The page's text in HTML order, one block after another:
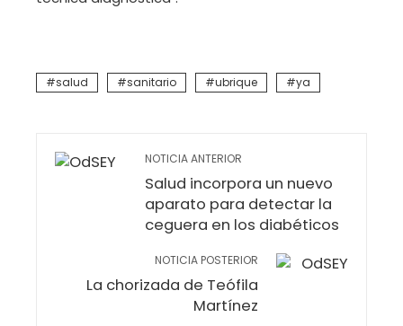
salud sanitario ubrique ya
NOTICIA ANTERIOR
Salud incorpora un nuevo
aparato para detectar la
ceguera en los diabéticos
NOTICIA POSTERIOR
La chorizada de Teófila
Martínez